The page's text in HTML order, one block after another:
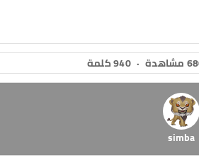
· 940 كلمة
simba